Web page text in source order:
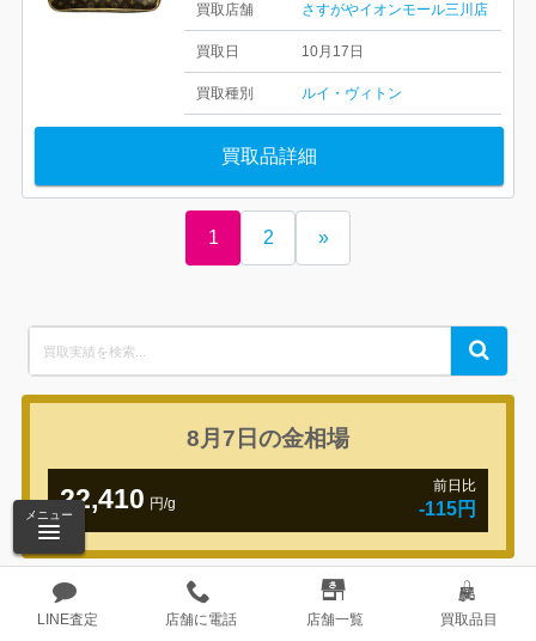
メニュー
LINE査定 店舗に電話 店舗一覧 買取品目
買取店舗 さすがやイオンモール三川店
買取日 10月17日
買取種別 ルイ・ヴィトン
買取品詳細
1 2 »
for:
Search
8月7日の金相場
22,410 円/g
前日比
-115円
8月7日の プラチナ相場